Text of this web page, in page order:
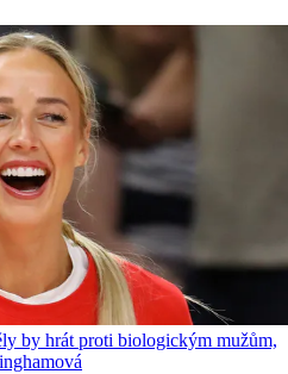
by hrát proti biologickým mužům,